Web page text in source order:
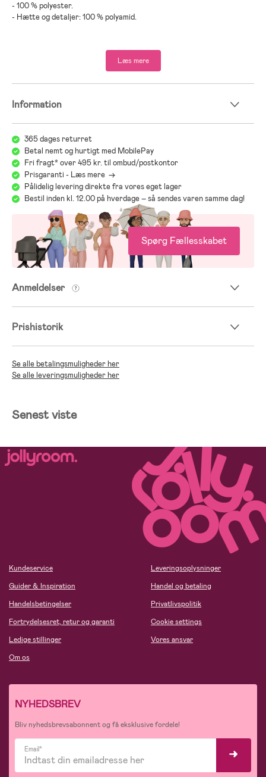
- 100 % polyester.
- Hætte og detaljer: 100 % polyamid.
Læs mere
Information
365 dages returret
Betal nemt og hurtigt med MobilePay
Fri fragt* over 495 kr. til ombud/postkontor
Prisgaranti - Læs mere ->
Pålidelig levering direkte fra vores eget lager
Bestil inden kl. 12.00 på hverdage – så sendes varen samme dag!
Spørg Fællesskabet
Anmeldelser
Prishistorik
Se alle betalingsmuligheder her
Se alle leveringsmuligheder her
Senest viste
Kundeservice
Guider & Inspiration
Handelsbetingelser
Fortrydelsesret, retur og garanti
Ledige stillinger
Om os
Leveringsoplysninger
Handel og betaling
Privatlivspolitik
Cookie settings
Vores ansvar
NYHEDSBREV
Bliv nyhedsbrevsabonnent og få eksklusive fordele!
Email*